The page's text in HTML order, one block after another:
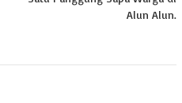
Alun Alun.